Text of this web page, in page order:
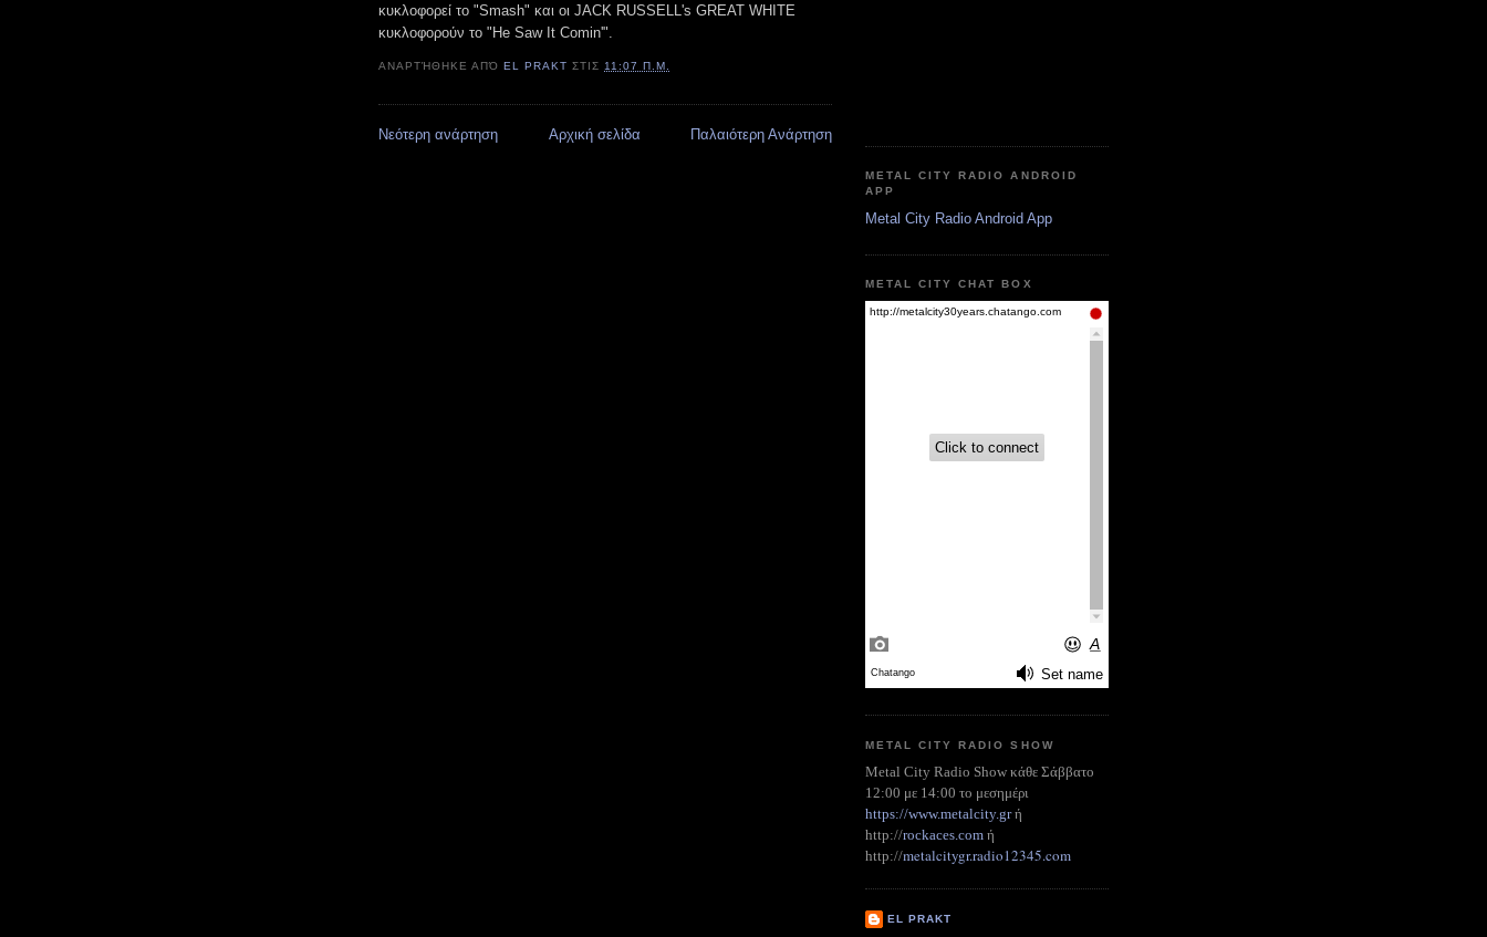
κυκλοφορεί το "Smash" και οι JACK RUSSELL's GREAT WHITE
κυκλοφορούν το "He Saw It Comin'".
ΑΝΑΡΤΉΘΗΚΕ ΑΠΌEL PRAKT ΣΤΙΣ 11:07 Π.Μ.
Νεότερη ανάρτηση Παλαιότερη Ανάρτηση
Αρχική σελίδα
METAL CITY RADIO ANDROID
APP
Metal City Radio Android App
METAL CITY CHAT BOX
METAL CITY RADIO SHOW
Metal City Radio Show κάθε Σάββατο
12:00 με 14:00 το μεσημέρι
https://www.metalcity.grή
http://rockaces.com ή
http://metalcitygr.radio12345.com
EL PRAKT